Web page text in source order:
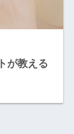
が教える